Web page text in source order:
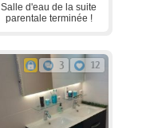
Salle d'eau de la suite
parentale terminée !
3 12